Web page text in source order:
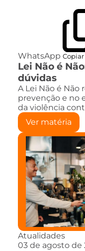
WhatsApp
Lei Não é
dúvidas
A Lei Não é Não
prevenção e no
da violência
Ver matéria
Atualidades
03 de agosto de